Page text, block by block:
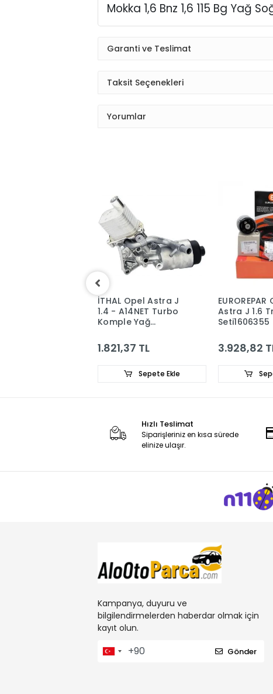
Mokka 1,6 Bnz 1,6 115 Bg Yağ
Garanti ve Teslimat
Taksit Seçenekleri
Yorumlar
İTHAL Opel Astra J
1.4 - A14NET Turbo
Komple Yağ
55566784
1.821,37 TL
Sepete Ekle
EUROREPAR
Astra J 1.6
Seti1606355
3.928,82
Hızlı Teslimat
Siparişleriniz en kısa sürede
elinize ulaşır.
Kampanya, duyuru ve
bilgilendirmelerden haberdar olmak için
kayıt olun.
Gönder